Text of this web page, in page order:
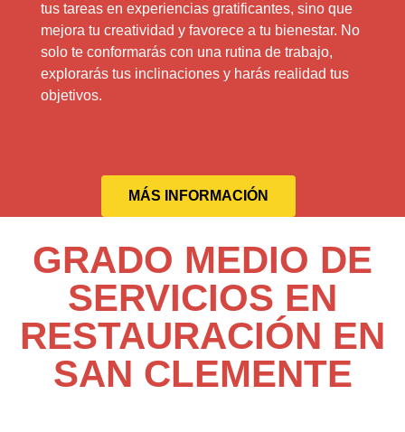
tus tareas en experiencias gratificantes, sino que
mejora tu creatividad y favorece a tu bienestar. No
solo te conformarás con una rutina de trabajo,
explorarás tus inclinaciones y harás realidad tus
objetivos.
MÁS INFORMACIÓN
GRADO MEDIO DE
SERVICIOS EN
RESTAURACIÓN EN
SAN CLEMENTE